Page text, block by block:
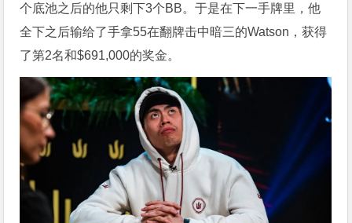
个底池之后的他只剩下3个BB。于是在下一手牌里，他
全下之后输给了手拿55在翻牌击中暗三的Watson，获得
了第2名和$691,000的奖金。